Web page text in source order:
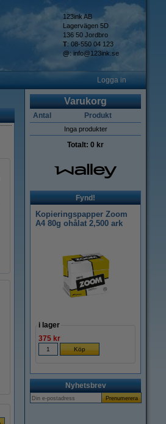
123ink AB
Lagervägen 5D
136 50 Jordbro
T: 08-550 04 123
@: info@123ink.se
Logga in
Varukorg
Antal Produkt
Inga produkter
Totalt: 0 kr
Fynd!
Kopieringspapper Zoom
A4 80g ohålat 2,500 ark
i lager
375 kr
Nyhetsbrev